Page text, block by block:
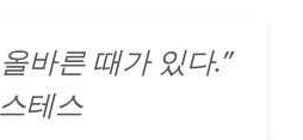
바른 때가 있다.”
테스